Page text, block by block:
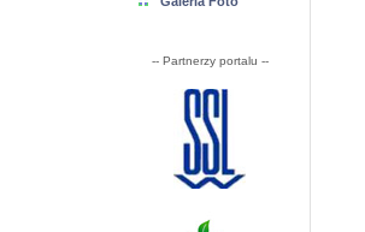
-- Partnerzy portalu --